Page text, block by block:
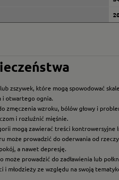
zszywek, które mogą spowodować
i otwartego ognia.
zmęczenia wzroku, bólów głowy i
i rozluźnić mięśnie.
mogą zawierać treści
prowadzić do oderwania od
a nawet depresję.
może prowadzić do zadławienia lub
młodzieży ze względu na swoją